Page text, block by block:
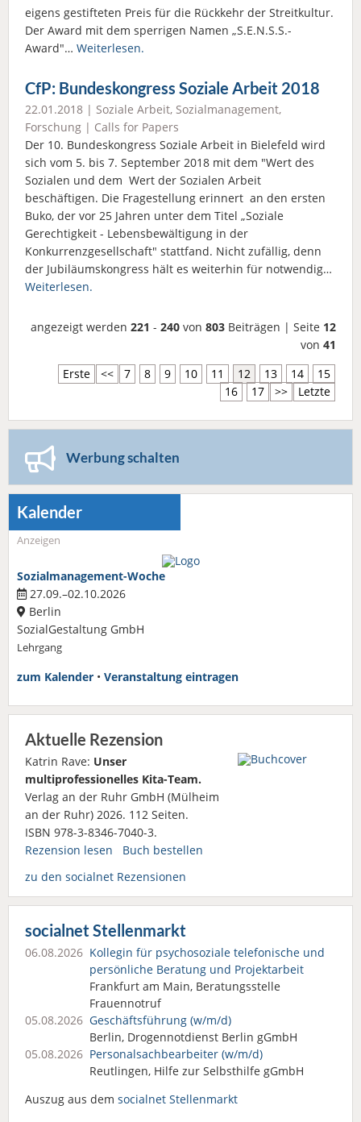
eigens gestifteten Preis für die Rückkehr der Streitkultur.
Der Award mit dem sperrigen Namen „S.E.N.S.S.-
Award"… Weiterlesen.
CfP: Bundeskongress Soziale Arbeit 2018
22.01.2018 | Soziale Arbeit, Sozialmanagement,
Forschung | Calls for Papers
Der 10. Bundeskongress Soziale Arbeit in Bielefeld wird
sich vom 5. bis 7. September 2018 mit dem "Wert des
Sozialen und dem Wert der Sozialen Arbeit
beschäftigen. Die Fragestellung erinnert an den ersten
Buko, der vor 25 Jahren unter dem Titel „Soziale
Gerechtigkeit - Lebensbewältigung in der
Konkurrenzgesellschaft" stattfand. Nicht zufällig, denn
der Jubiläumskongress hält es weiterhin für notwendig…
Weiterlesen.
angezeigt werden 221 - 240 von 803 Beiträgen | Seite 12
von 41
Erste
<< 7 8 9 10 11 12 13 14
15
16
17 >> Letzte
Werbung schalten
Kalender
Anzeigen
Sozialmanagement-Woche
27.09.–02.10.2026
Berlin
SozialGestaltung GmbH
Lehrgang
zum Kalender • Veranstaltung eintragen
Aktuelle Rezension
Katrin Rave: Unser
multiprofessionelles Kita-Team.
Verlag an der Ruhr GmbH (Mülheim
an der Ruhr) 2026. 112 Seiten.
ISBN 978-3-8346-7040-3.
Rezension lesen
Buch bestellen
zu den socialnet Rezensionen
socialnet Stellenmarkt
06.08.2026 Kollegin für psychosoziale telefonische und
persönliche Beratung und Projektarbeit
Frankfurt am Main, Beratungsstelle
Frauennotruf
05.08.2026 Geschäftsführung (w/m/d)
Berlin, Drogennotdienst Berlin gGmbH
05.08.2026 Personalsach­bearbeiter (w/m/d)
Reutlingen, Hilfe zur Selbsthilfe gGmbH
Auszug aus dem socialnet Stellenmarkt